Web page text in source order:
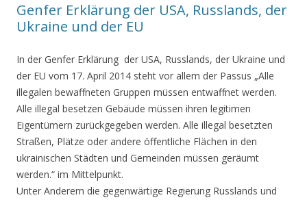
Genfer Erklärung der USA, Russlands, der
Ukraine und der EU
In der Genfer Erklärung der USA, Russlands, der Ukraine und
der EU vom 17. April 2014 steht vor allem der Passus „Alle
illegalen bewaffneten Gruppen müssen entwaffnet werden.
Alle illegal besetzen Gebäude müssen ihren legitimen
Eigentümern zurückgegeben werden. Alle illegal besetzten
Straßen, Plätze oder andere öffentliche Flächen in den
ukrainischen Städten und Gemeinden müssen geräumt
werden.“ im Mittelpunkt.
Unter Anderem die gegenwärtige Regierung Russlands und